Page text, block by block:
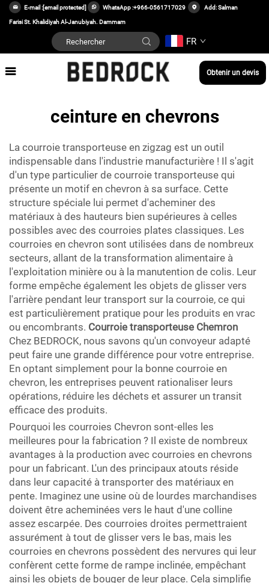
E-mail :[email protected] WhatsApp :+966-0561717029 Add: Salman
Farisi St. Khalidiyah Al-Janubiyah. Dammam
FR
Obtenir un devis
ceinture en chevrons
La courroie transporteuse en zigzag est un outil
indispensable dans l'industrie manufacturière ! Il s'agit
d'un type particulier de courroie transporteuse qui
présente un motif en chevron à sa surface. Cette
structure spéciale lui permet d'acheminer des
matériaux à des hauteurs bien supérieures à celles
possibles avec des courroies plates classiques. Les
courroies en chevron sont utilisées dans de nombreux
secteurs, allant de la transformation alimentaire à
l'exploitation minière ou à la manutention de colis. Leur
forme empêche également les objets de glisser vers
l'arrière pendant leur transport sur la courroie, ce qui
est particulièrement pratique pour les produits en vrac
ou encombrants. Courroie transporteuse Chemron
Chez BEDROCK, nous savons qu'un convoyeur adapté
peut faire une grande différence pour votre entreprise.
En optant simplement pour la bonne courroie en
chevron, les entreprises peuvent rationaliser leurs
opérations, réduire les déchets et assurer un transit
efficace des produits.
Pourquoi les courroies Chevron sont-elles les
meilleures pour la fabrication ? Il existe de nombreux
avantages à la production avec courroies en chevrons
pour un fabricant. L'un des principaux atouts réside
dans leur capacité à transporter des matériaux en
pente. Imaginez une usine où de lourdes marchandises
doivent être acheminées vers le haut d'une colline
assez escarpée. Des courroies droites permettraient
assurément à tout de glisser vers le bas, mais les
courroies en chevrons possèdent des nervures qui leur
confèrent cette forme de rampe inclinée, empêchant
ainsi les objets de bouger de leur place. Cela simplifie